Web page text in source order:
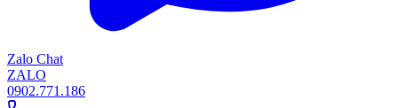
Zalo Chat
ZALO
0902.771.186